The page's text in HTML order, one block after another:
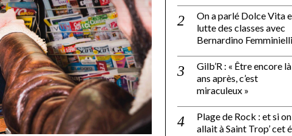
On a parlé Dolce Vita
lutte des classes avec
Bernardino Femminielli
Gilb’R : « Être encore
ans après, c’est
miraculeux »
Plage de Rock : et si on
allait à Saint Trop’ cet